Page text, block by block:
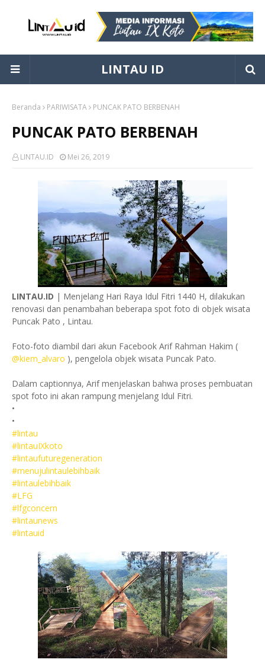
LINTAU ID
Beranda PARIWISATA PUNCAK PATO BERBENAH
PUNCAK PATO BERBENAH
LINTAU.ID Mei 26, 2019
LINTAU.ID | Menjelang Hari Raya Idul Fitri 1440 H, dilakukan
renovasi dan penambahan beberapa spot foto di objek wisata
Puncak Pato , Lintau.
Foto-foto diambil dari akun Facebook Arif Rahman Hakim (
@kiem_alvaro ), pengelola objek wisata Puncak Pato.
Dalam captionnya, Arif menjelaskan bahwa proses pembuatan
spot foto ini akan rampung menjelang Idul Fitri.
•
•
#lintau
#lintauIXkoto
#lintaufuturegeneration
#menujulintaulebihbaik
#lintaulebihbaik
#LFG
#lfgconcern
#lintaunews
#lintauid